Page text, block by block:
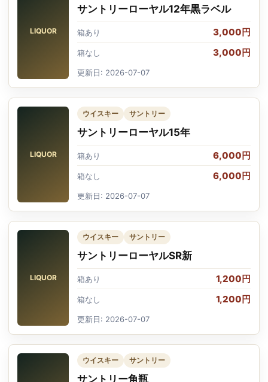
LIQUOR
サントリーローヤル12年黒ラベル
箱あり 3,000円
箱なし 3,000円
更新日: 2026-07-07
LIQUOR
ウイスキー サントリー
サントリーローヤル15年
箱あり 6,000円
箱なし 6,000円
更新日: 2026-07-07
LIQUOR
ウイスキー サントリー
サントリーローヤルSR新
箱あり 1,200円
箱なし 1,200円
更新日: 2026-07-07
ウイスキー サントリー
サントリー角瓶